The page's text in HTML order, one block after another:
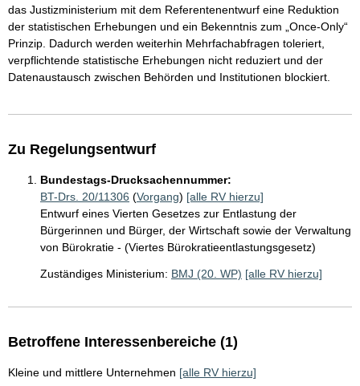
das Justizministerium mit dem Referentenentwurf eine Reduktion
der statistischen Erhebungen und ein Bekenntnis zum „Once-Only“
Prinzip. Dadurch werden weiterhin Mehrfachabfragen toleriert,
verpflichtende statistische Erhebungen nicht reduziert und der
Datenaustausch zwischen Behörden und Institutionen blockiert.
Zu Regelungsentwurf
Bundestags-Drucksachennummer:
BT-Drs. 20/11306 (Vorgang) [alle RV hierzu]
Entwurf eines Vierten Gesetzes zur Entlastung der
Bürgerinnen und Bürger, der Wirtschaft sowie der Verwaltung
von Bürokratie - (Viertes Bürokratieentlastungsgesetz)
Zuständiges Ministerium: BMJ (20. WP) [alle RV hierzu]
Betroffene Interessenbereiche (1)
Kleine und mittlere Unternehmen [alle RV hierzu]